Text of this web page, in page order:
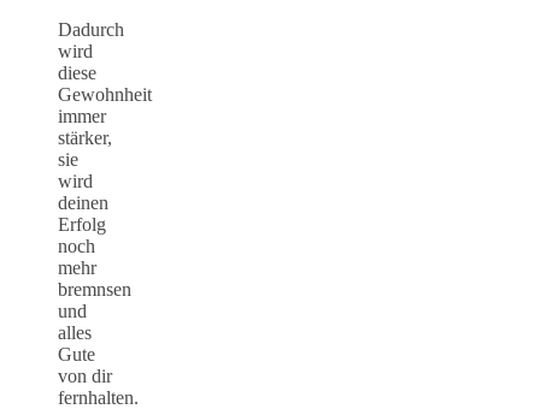
Dadurch
wird
diese
Gewohnheit
immer
stärker,
sie
wird
deinen
Erfolg
noch
mehr
bremnsen
und
alles
Gute
von dir
fernhalten.